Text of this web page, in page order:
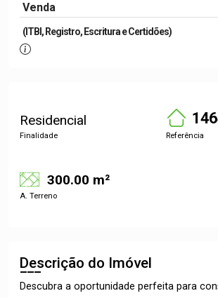
Venda
(ITBI, Registro, Escritura e Certidões)
Residencial
Finalidade Referência
300.00 m²
A. Terreno
Descrição do Imóvel
Descubra a oportunidade perfeita para